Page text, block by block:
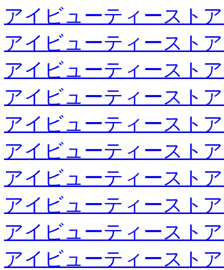
アイビューティースト
アイビューティースト
アイビューティースト
アイビューティースト
アイビューティースト
アイビューティースト
アイビューティースト
アイビューティースト
アイビューティースト
アイビューティースト